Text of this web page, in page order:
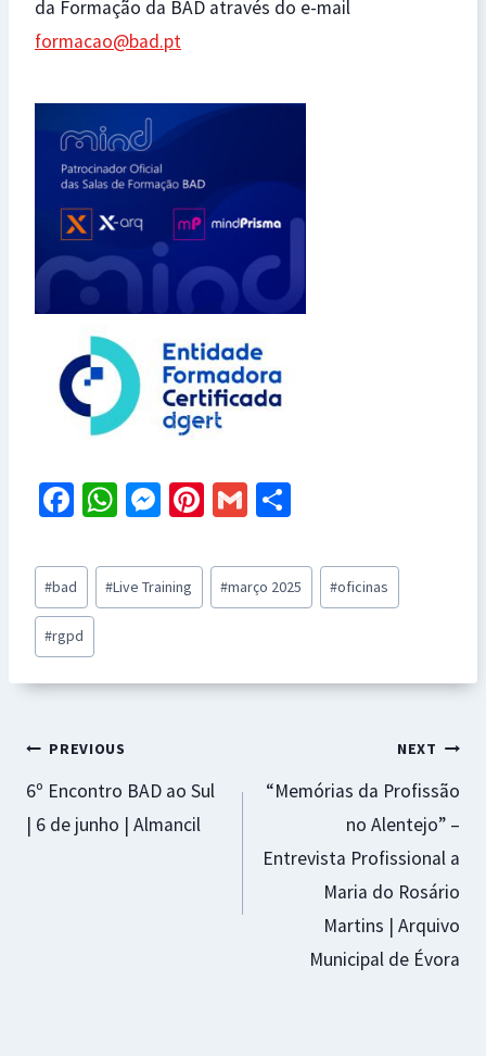
da Formação da BAD através do e-mail
formacao@bad.pt
Fa
b
o
o
k
W
at
sA
p
M
se
n
r
Pi
er
es
G
ai
l
ar
e
Post
Tags:
#bad #Live Training #março 2025 #oficinas
#rgpd
Navegação
de
artigos
PREVIOUS
6º Encontro BAD ao Sul
| 6 de junho | Almancil
NEXT
“Memórias da Profissão
no Alentejo” –
Entrevista Profissional a
Maria do Rosário
Martins | Arquivo
Municipal de Évora